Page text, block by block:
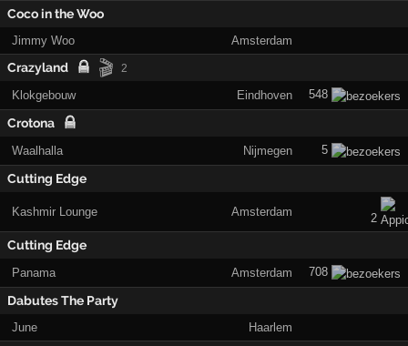
Coco in the Woo
Jimmy Woo Amsterdam
Crazyland 🎬 2
Klokgebouw Eindhoven 548
Crotona
Waalhalla Nijmegen 5
Cutting Edge
Kashmir Lounge Amsterdam 2
Cutting Edge
Panama Amsterdam 708
Dabutes The Party
June Haarlem